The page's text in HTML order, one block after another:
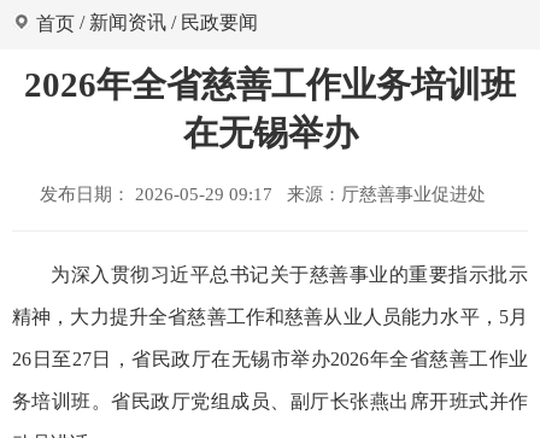
首页 / 新闻资讯 / 民政要闻
2026年全省慈善工作业务培训班
在无锡举办
发布日期： 2026-05-29 09:17 来源： 厅慈善事业促进处
为深入贯彻习近平总书记关于慈善事业的重要指示批示
精神，大力提升全省慈善工作和慈善从业人员能力水平，5月
26日至27日，省民政厅在无锡市举办2026年全省慈善工作业
务培训班。省民政厅党组成员、副厅长张燕出席开班式并作